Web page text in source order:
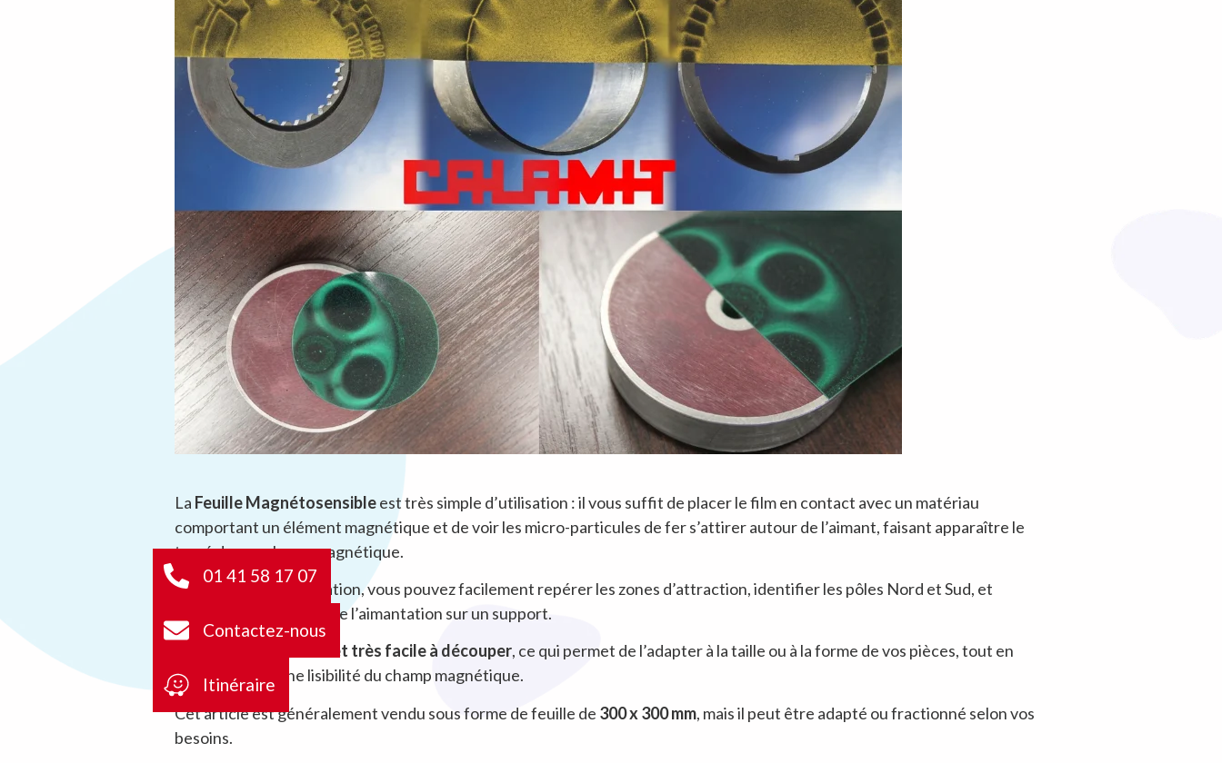
La Feuille Magnétosensibleest très simple d’utilisation : il vous suffit de placer le film en contact avec un matériau
comportant un élément magnétique et de voir les micro-particules de fer s’attirer autour de l’aimant, faisant apparaître le
tracé de son champ magnétique.
Grâce à cette visualisation, vous pouvez facilement repérer les zones d’attraction, identifier les pôles Nord et Sud, et
vérifier la distribution de l’aimantation sur un support.
très fine et très facile à découper, ce qui permet de l’adapter à la taille ou à la forme de vos pièces, tout en
offrant une bonne lisibilité du champ magnétique.
Cet article est généralement vendu sous forme de feuille de 300 x 300 mm, mais il peut être adapté ou fractionné selon vos
besoins.
01 41 58 17 07
Contactez-nous
Itinéraire